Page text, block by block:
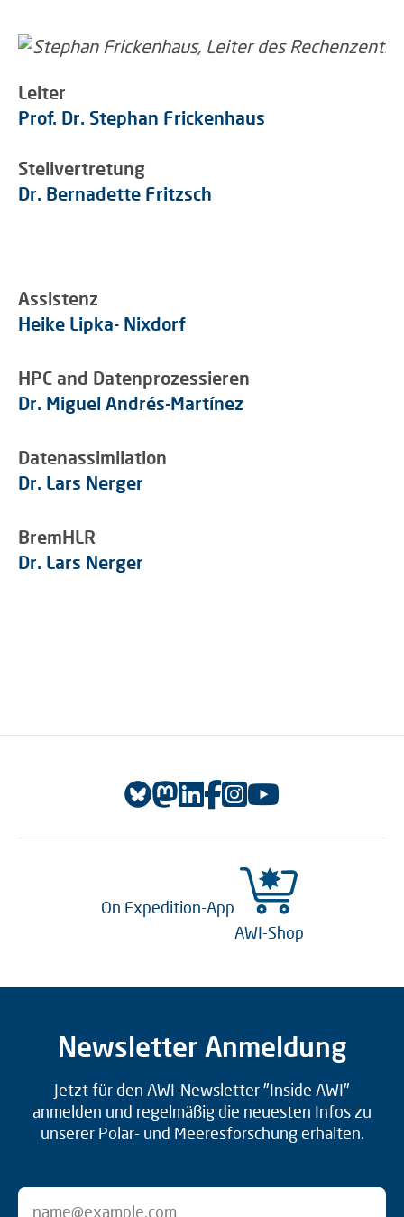
Leiter
Prof. Dr. Stephan Frickenhaus
Stellvertretung
Dr. Bernadette Fritzsch
Assistenz
Heike Lipka- Nixdorf
HPC and Datenprozessieren
Dr. Miguel Andrés-Martínez
Datenassimilation
Dr. Lars Nerger
BremHLR
Dr. Lars Nerger
On Expedition-App
AWI-Shop
Newsletter Anmeldung
Jetzt für den AWI-Newsletter "Inside AWI"
anmelden und regelmäßig die neuesten Infos zu
unserer Polar- und Meeresforschung erhalten.